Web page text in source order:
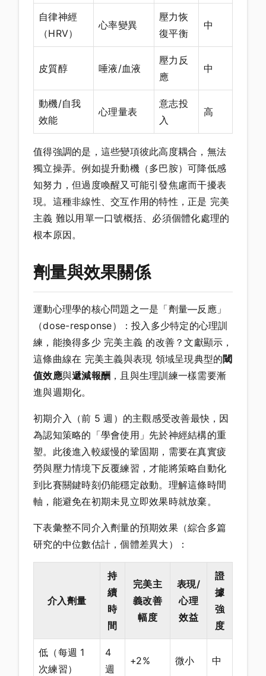
自律神經
（HRV）
心率變異
壓力恢
復平衡
中
皮質醇 唾液/血液
壓力反
應
中
動機/自我
效能
心理量表
意志投
入
高
值得強調的是，這些變項彼此高度耦合，無法
獨立操弄。例如提升動機（多巴胺）可降低感
知努力，但過度喚醒又可能引發焦慮而干擾表
現。這種非線性、交互作用的特性，正是 完美
主義 難以用單一口號概括、必須個體化處理的
根本原因。
劑量與效果關係
運動心理學的核心問題之一是「劑量—反應」
（dose-response）：投入多少特定的心理訓
練，能換得多少 完美主義 的改善？文獻顯示，
這條曲線在 完美主義與表現 領域呈現典型的閾
值效應與遞減報酬 ，且與生理訓練一樣需要漸
進與週期化。
初期介入（前 5 週）的主觀感受改善最快，因
為認知策略的「學會使用」先於神經結構的重
塑。此後進入較緩慢的鞏固期，需要在真實疲
勞與壓力情境下反覆練習，才能將策略自動化
到比賽關鍵時刻仍能穩定啟動。理解這條時間
軸，能避免在初期未見立即效果時就放棄。
下表彙整不同介入劑量的預期效果（綜合多篇
研究的中位數估計，個體差異大）：
介入劑量
持
續
時
間
完美主
義改善
幅度
表現/
心理
效益
證
據
強
度
低（每週 1
次練習）
4
週
+2% 微小 中